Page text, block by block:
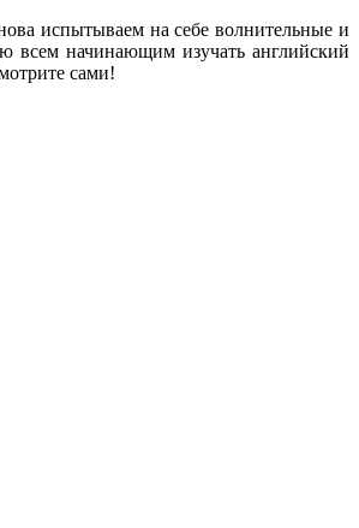
испытываем на себе волнительные и
всем начинающим изучать английский
сами!